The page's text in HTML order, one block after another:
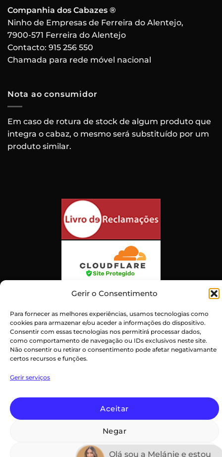
Gerir o Consentimento
Para fornecer as melhores experiências, usamos tecnologias como
cookies para armazenar e/ou aceder a informações do dispositivo.
Consentir com essas tecnologias nos permitirá processar dados,
como comportamento de navegação ou IDs exclusivos neste site.
Não consentir ou retirar o consentimento pode afetar negativamante
certos recursos e funções.
Gerir serviços
Aceitar
Negar
Ver preferências
Companhia dos Cabazes ®
Ninho de Empresas de Ferreira do Alentejo,
7900-571 Ferreira do Alentejo
Contacto: 915 256 550
Chamada para rede móvel nacional
Nota ao consumidor
Em caso de rotura de stock de algum produto que
integra o cabaz, o mesmo será substituído por um
produto similar.
Atendimento ao Cliente Excepcional
Certificado:Trustindex
Isenção de Responsabilidade
Copyright 2026 ©
Olá sou a Melánie e estou